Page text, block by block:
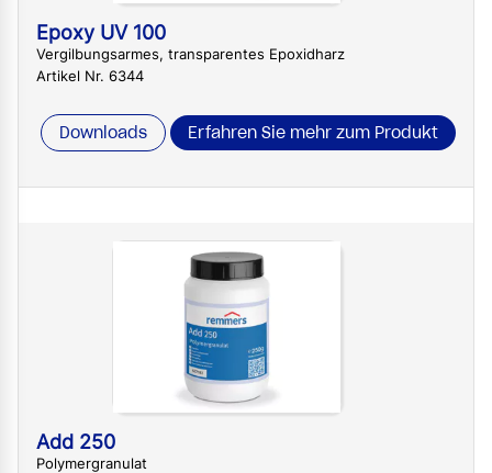
Epoxy UV 100
Vergilbungsarmes, transparentes Epoxidharz
Artikel Nr. 6344
Downloads Erfahren Sie mehr zum Produkt
Add 250
Polymergranulat